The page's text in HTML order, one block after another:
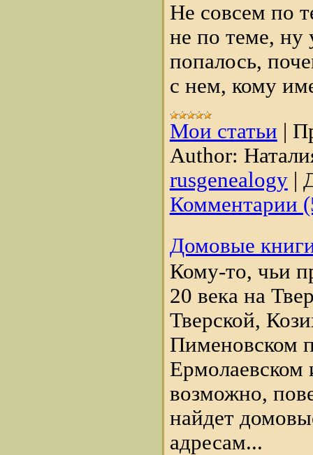
Не совсем по
не по теме, ну
попалось,
с нем, кому
Мои статьи
Author:
rusgenealogy|
Комментарии
Домовые
Кому-то, чьи
20 века на
Тверской,
Пименовском
возможно,
найдет
адресам...